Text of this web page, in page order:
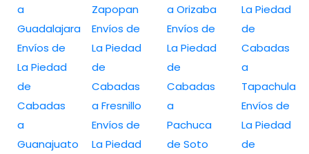
a
Guadalajara
Envíos de
La Piedad
de
Cabadas
a
Guanajuato
Zapopan
Envíos de
La Piedad
de
Cabadas
a Fresnillo
Envíos de
La Piedad
a Orizaba
Envíos de
La Piedad
de
Cabadas
a
Pachuca
de Soto
La Piedad
de
Cabadas
a
Tapachula
Envíos de
La Piedad
de